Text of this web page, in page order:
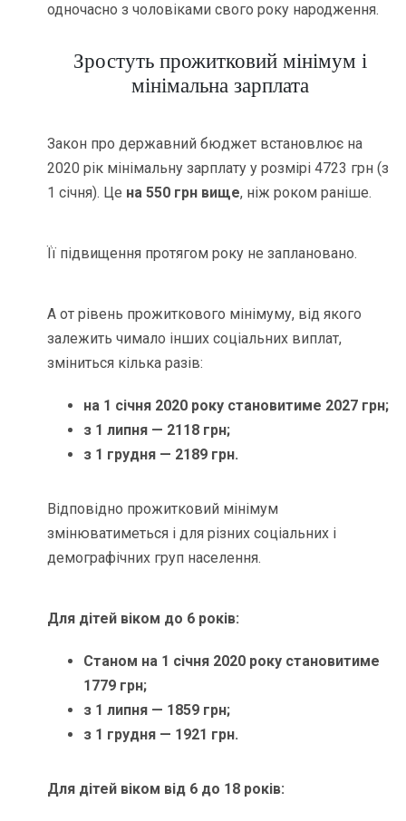
одночасно з чоловіками свого року народження.
Зростуть прожитковий мінімум і
мінімальна зарплата
Закон про державний бюджет встановлює на
2020 рік мінімальну зарплату у розмірі 4723 грн (з
1 січня). Це на 550 грн вище, ніж роком раніше.
Її підвищення протягом року не заплановано.
А от рівень прожиткового мінімуму, від якого
залежить чимало інших соціальних виплат,
зміниться кілька разів:
на 1 січня 2020 року становитиме 2027 грн;
з 1 липня — 2118 грн;
з 1 грудня — 2189 грн.
Відповідно прожитковий мінімум
змінюватиметься і для різних соціальних і
демографічних груп населення.
Для дітей віком до 6 років:
Станом на 1 січня 2020 року становитиме
1779 грн;
з 1 липня — 1859 грн;
з 1 грудня — 1921 грн.
Для дітей віком від 6 до 18 років: